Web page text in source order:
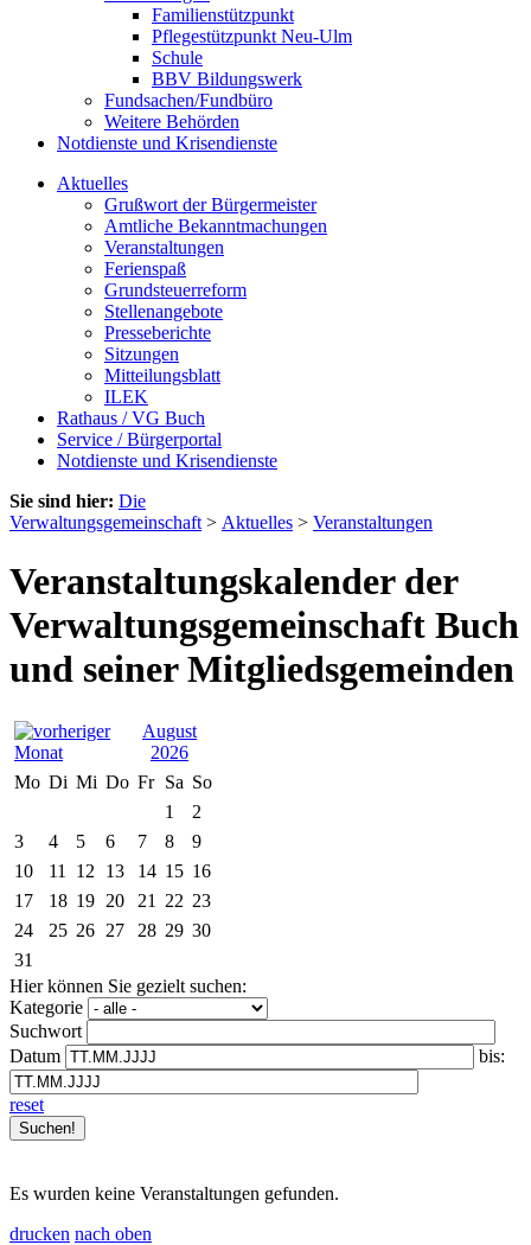
Familienstützpunkt
Pflegestützpunkt Neu-Ulm
Schule
BBV Bildungswerk
Fundsachen/Fundbüro
Weitere Behörden
Notdienste und Krisendienste
Aktuelles
Grußwort der Bürgermeister
Amtliche Bekanntmachungen
Veranstaltungen
Ferienspaß
Grundsteuerreform
Stellenangebote
Presseberichte
Sitzungen
Mitteilungsblatt
ILEK
Rathaus / VG Buch
Service / Bürgerportal
Notdienste und Krisendienste
Sie sind hier: Die
Verwaltungsgemeinschaft > Aktuelles > Veranstaltungen
Veranstaltungskalender der
Verwaltungsgemeinschaft Buch
und seiner Mitgliedsgemeinden
August
2026
Mo Di Mi Do Fr Sa So
1
2
3
4 5 6 7 8
9
10
11 12 13 14 15 16
17
18 19 20 21 22 23
24
25 26 27 28 29 30
31
Hier können Sie gezielt suchen:
Kategorie
Suchwort
Datum
bis:
reset
Es wurden keine Veranstaltungen gefunden.
drucken nach oben